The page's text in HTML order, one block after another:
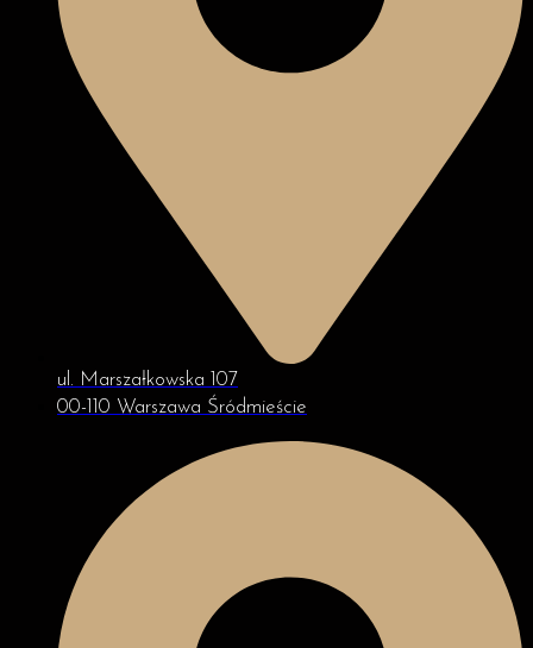
ul. Marszałkowska 107
00-110 Warszawa Śródmieście